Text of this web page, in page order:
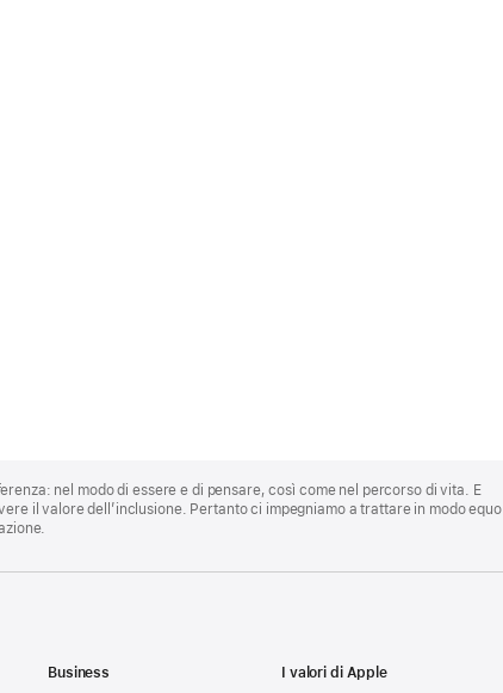
nel modo di essere e di pensare, così come nel percorso di vita. E
il valore dell’inclusione. Pertanto ci impegniamo a trattare in modo equo
Business
I valori di Apple